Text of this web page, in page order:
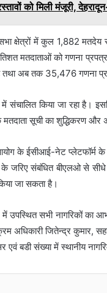
को मिली मंजूरी,
क्षेत्रों में कुल 1,882
मतदाताओं को गणना प्रपत्र
अब तक 35,476 गणना
संचालित किया जा रहा है।
सूची का शुद्धिकरण और
आयोग के ईसीआई-नेट प्लेटफॉर्म
जरिए संबंधित बीएलओ से
जा सकता है।
उपस्थित सभी नागरिकों का
अधिकारी जितेन्द्र कुमार,
बडी संख्या में स्थानीय